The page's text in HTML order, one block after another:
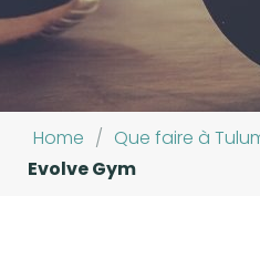
Home / Que faire à
Evolve Gym